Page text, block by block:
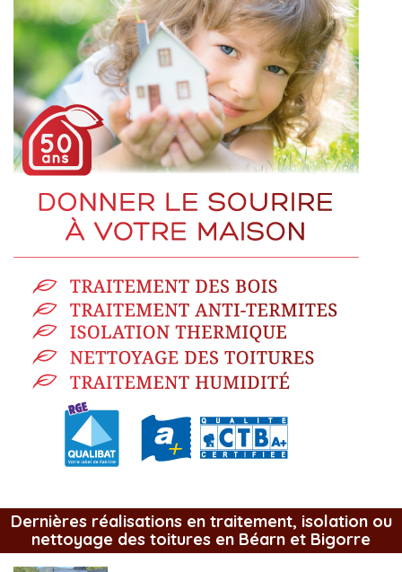
Dernières réalisations en traitement, isolation ou
nettoyage des toitures en Béarn et Bigorre